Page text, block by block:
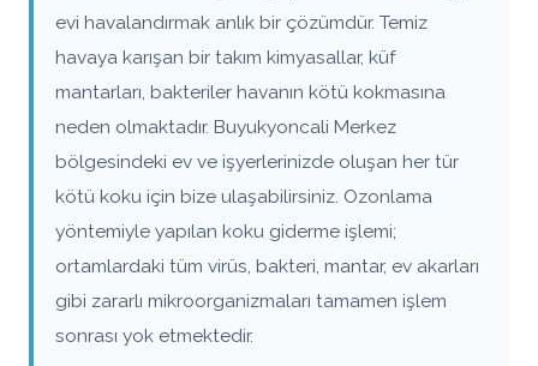
evi havalandırmak anlık bir çözümdür. Temiz
havaya karışan bir takım kimyasallar, küf
mantarları, bakteriler havanın kötü kokmasına
neden olmaktadır. Buyukyoncali Merkez
bölgesindeki ev ve işyerlerinizde oluşan her tür
kötü koku için bize ulaşabilirsiniz. Ozonlama
yöntemiyle yapılan koku giderme işlemi;
ortamlardaki tüm virüs, bakteri, mantar, ev akarları
gibi zararlı mikroorganizmaları tamamen işlem
sonrası yok etmektedir.